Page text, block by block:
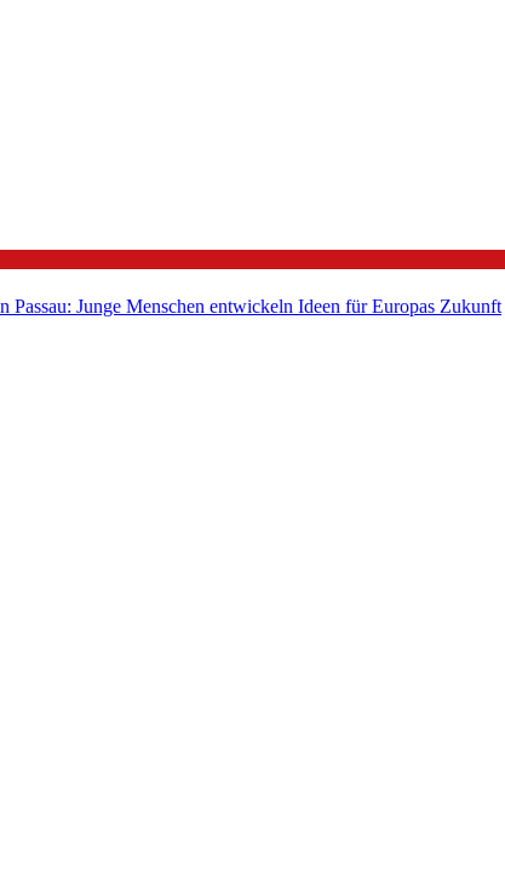
Passau: Junge Menschen entwickeln Ideen für Europas Zukunft